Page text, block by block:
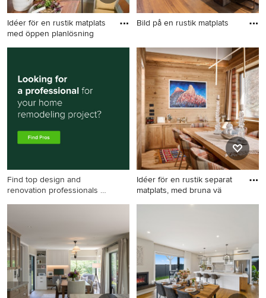
Idéer för en rustik matplats
med öppen planlösning
Idéer för en rustik matplats
vita väggar, en öppen
vedspis och grått golv
Bild på en rustik matplats
Find top design and
renovation professionals on
Idéer för en rustik separat
matplats, med bruna vä
Idéer för en rustik separat
mellanmörkt trägolv och
brunt golv